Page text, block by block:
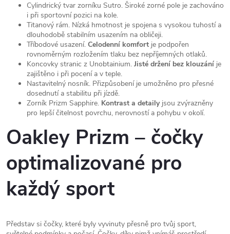
Cylindrický tvar zorníku Sutro. Široké zorné pole je zachováno
i při sportovní pozici na kole.
Titanový rám. Nízká hmotnost je spojena s vysokou tuhostí a
dlouhodobě stabilním usazením na obličeji.
Tříbodové usazení. Celodenní komfort je podpořen
rovnoměrným rozložením tlaku bez nepříjemných otlaků.
Koncovky stranic z Unobtainium. Jisté držení bez klouzání je
zajištěno i při pocení a v teple.
Nastavitelný nosník. Přizpůsobení je umožněno pro přesné
dosednutí a stabilitu při jízdě.
Zorník Prizm Sapphire. Kontrast a detailyjsou zvýrazněny
pro lepší čitelnost povrchu, nerovností a pohybu v okolí.
Oakley Prizm – čočky
optimalizované pro
každý sport
Představ si čočky, které byly vyvinuty přesně pro tvůj sport,